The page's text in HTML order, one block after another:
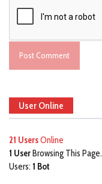
User Online
21 UsersOnline
1 UserBrowsing This Page.
Users: 1 Bot